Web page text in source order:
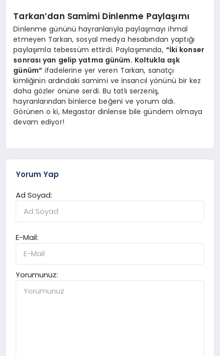
Tarkan’dan Samimi Dinlenme Paylaşımı
Dinlenme gününü hayranlarıyla paylaşmayı ihmal
etmeyen Tarkan, sosyal medya hesabından yaptığı
paylaşımla tebessüm ettirdi. Paylaşımında, “İki konser
sonrası yan gelip yatma günüm. Koltukla aşk
günüm” ifadelerine yer veren Tarkan, sanatçı
kimliğinin ardındaki samimi ve insancıl yönünü bir kez
daha gözler önüne serdi. Bu tatlı serzeniş,
hayranlarından binlerce beğeni ve yorum aldı.
Görünen o ki, Megastar dinlense bile gündem olmaya
devam ediyor!
Yorum Yap
Ad Soyad:
E-Mail:
Yorumunuz: